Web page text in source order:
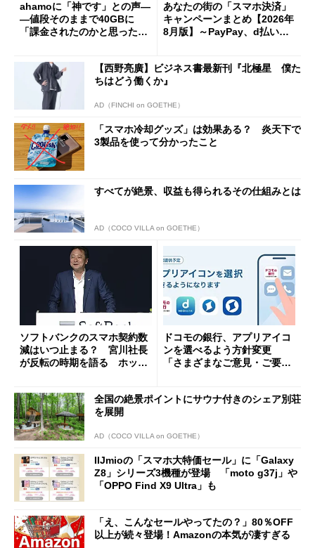
ahamoに「神です」との声―
―値段そのままで40GBに
「課金されたのかと思った」
あなたの街の「スマホ決済」
キャンペーンまとめ【2026年
8月版】～PayPay、d払い、a
【西野亮廣】ビジネス書最新刊『北極星 僕た
ちはどう働くか』
AD（FINCHI on GOETHE）
「スマホ冷却グッズ」は効果ある？ 炎天下で
3製品を使って分かったこと
すべてが絶景、収益も得られるその仕組みとは
AD（COCO VILLA on GOETHE）
ソフトバンクのスマホ契約数
減はいつ止まる？ 宮川社長
が反転の時期を語る ホッピ
ドコモの銀行、アプリアイコ
ンを選べるよう方針変更
「さまざまなご意見・ご要望
全国の絶景ポイントにサウナ付きのシェア別荘
を展開
AD（COCO VILLA on GOETHE）
IIJmioの「スマホ大特価セール」に「Galaxy
Z8」シリーズ3機種が登場 「moto g37j」や
「OPPO Find X9 Ultra」も
「え、こんなセールやってたの？」80％OFF
以上が続々登場！Amazonの本気が凄すぎる